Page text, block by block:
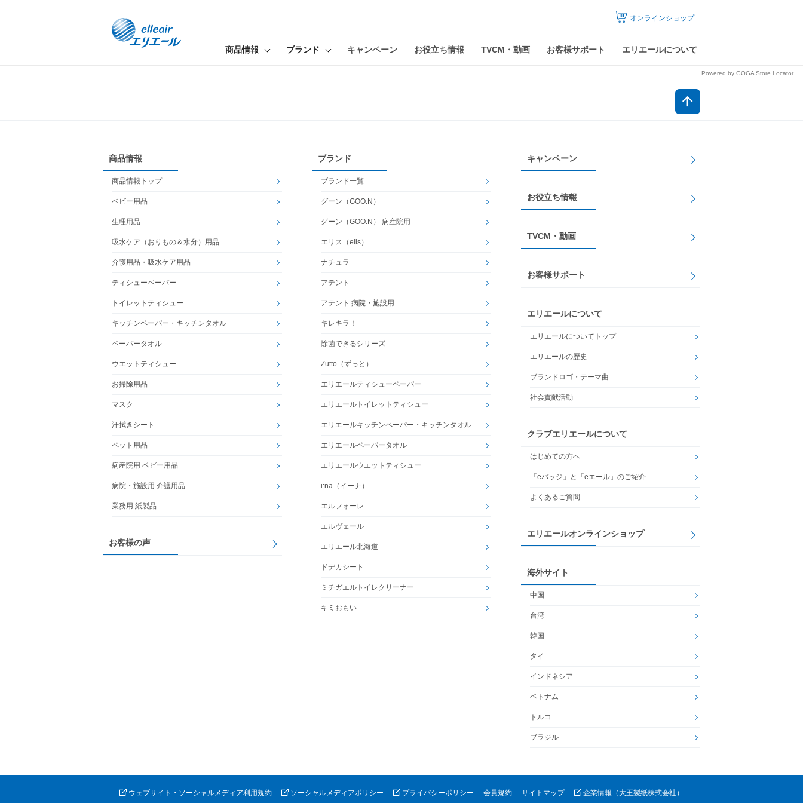
商品情報 ブランド キャンペーン お役立ち情報 TVCM・動画 お客様サポート エリエールについて
オンラインショップ
Powered by GOGA Store Locator
商品情報
商品情報トップ
ベビー用品
生理用品
吸水ケア（おりもの＆水分）用品
介護用品・吸水ケア用品
ティシューペーパー
トイレットティシュー
キッチンペーパー・キッチンタオル
ペーパータオル
ウエットティシュー
お掃除用品
マスク
汗拭きシート
ペット用品
病産院用 ベビー用品
病院・施設用 介護用品
業務用 紙製品
お客様の声
ブランド
ブランド一覧
グーン（GOO.N）
グーン（GOO.N） 病産院用
エリス（elis）
ナチュラ
アテント
アテント 病院・施設用
キレキラ！
除菌できるシリーズ
Zutto（ずっと）
エリエールティシューペーパー
エリエールトイレットティシュー
エリエールキッチンペーパー・キッチンタオル
エリエールペーパータオル
エリエールウエットティシュー
i:na（イーナ）
エルフォーレ
エルヴェール
エリエール北海道
ドデカシート
ミチガエルトイレクリーナー
キミおもい
キャンペーン
お役立ち情報
TVCM・動画
お客様サポート
エリエールについて
エリエールについてトップ
エリエールの歴史
ブランドロゴ・テーマ曲
社会貢献活動
クラブエリエールについて
はじめての方へ
「eバッジ」と「eエール」のご紹介
よくあるご質問
エリエールオンラインショップ
海外サイト
中国
台湾
韓国
タイ
インドネシア
ベトナム
トルコ
ブラジル
ウェブサイト・ソーシャルメディア利用規約 ソーシャルメディアポリシー プライバシーポリシー 会員規約 サイトマップ 企業情報（大王製紙株式会社）